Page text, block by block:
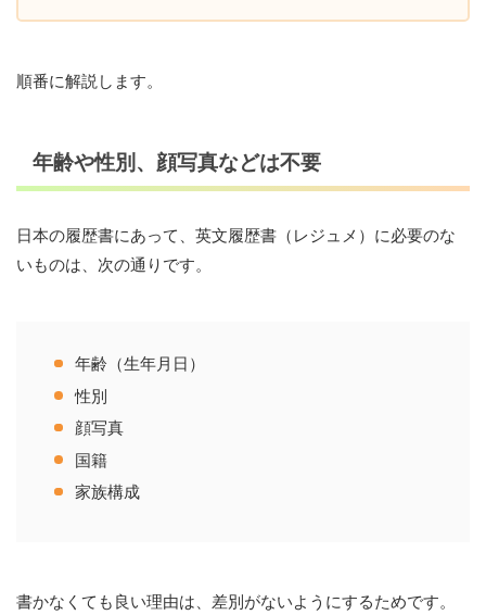
順番に解説します。
年齢や性別、顔写真などは不要
日本の履歴書にあって、英文履歴書（レジュメ）に必要のな
いものは、次の通りです。
年齢（生年月日）
性別
顔写真
国籍
家族構成
書かなくても良い理由は、差別がないようにするためです。